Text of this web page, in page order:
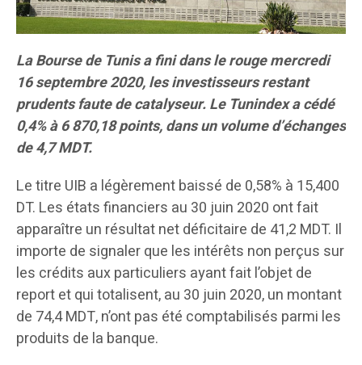
La Bourse de Tunis a fini dans le rouge mercredi
16 septembre 2020, les investisseurs restant
prudents faute de catalyseur. Le Tunindex a cédé
0,4% à 6 870,18 points, dans un volume d’échanges
de 4,7 MDT.
Le titre UIB a légèrement baissé de 0,58% à 15,400
DT. Les états financiers au 30 juin 2020 ont fait
apparaître un résultat net déficitaire de 41,2 MDT. Il
importe de signaler que les intérêts non perçus sur
les crédits aux particuliers ayant fait l’objet de
report et qui totalisent, au 30 juin 2020, un montant
de 74,4 MDT, n’ont pas été comptabilisés parmi les
produits de la banque.